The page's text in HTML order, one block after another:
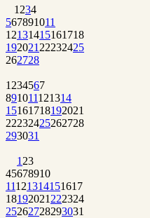
1 234
567891011
12131415161718
192021 22232425
262728
1 234567
891011121314
15161718192021
22232425262728
293031
1 23
45678910
11121314151617
18192021 222324
25262728293031